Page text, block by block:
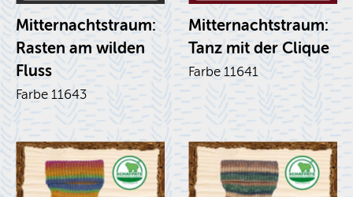
Mit­ter­nachts­traum:
Ras­ten am wil­den
Fluss
Farbe 11643
Mit­ter­nachts­traum:
Tanz mit der Cli­que
Farbe 11641